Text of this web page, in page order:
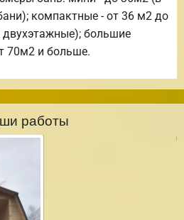
компактные - от 36 м2 до
большие
70м2 и больше.
работы